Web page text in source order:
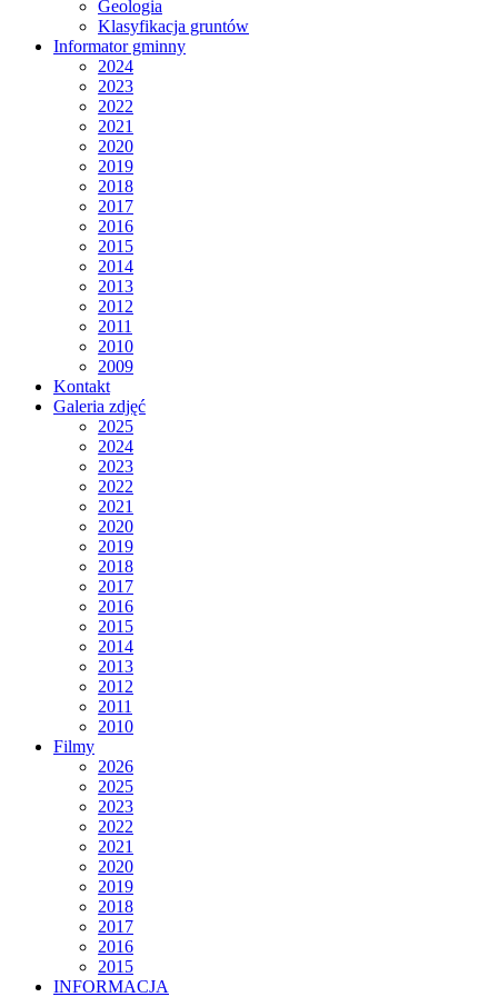
Geologia
Klasyfikacja gruntów
Informator gminny
2024
2023
2022
2021
2020
2019
2018
2017
2016
2015
2014
2013
2012
2011
2010
2009
Kontakt
Galeria zdjęć
2025
2024
2023
2022
2021
2020
2019
2018
2017
2016
2015
2014
2013
2012
2011
2010
Filmy
2026
2025
2023
2022
2021
2020
2019
2018
2017
2016
2015
INFORMACJA